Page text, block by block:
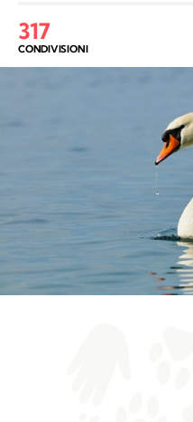
317
CONDIVISIONI